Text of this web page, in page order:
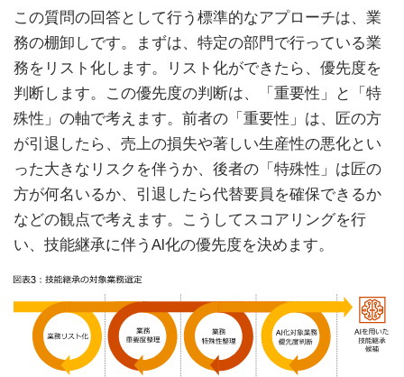
この質問の回答として行う標準的なアプローチは、業
務の棚卸しです。まずは、特定の部門で行っている業
務をリスト化します。リスト化ができたら、優先度を
判断します。この優先度の判断は、「重要性」と「特
殊性」の軸で考えます。前者の「重要性」は、匠の方
が引退したら、売上の損失や著しい生産性の悪化とい
った大きなリスクを伴うか、後者の「特殊性」は匠の
方が何名いるか、引退したら代替要員を確保できるか
などの観点で考えます。こうしてスコアリングを行
い、技能継承に伴うAI化の優先度を決めます。